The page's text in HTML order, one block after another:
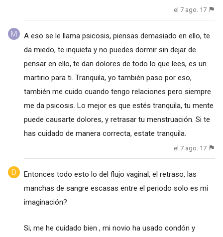
el 7 ago. 17
A eso se le llama psicosis, piensas demasiado en ello, te
da miedo, te inquieta y no puedes dormir sin dejar de
pensar en ello, te dan dolores de todo lo que lees, es un
martirio para ti. Tranquila, yo también paso por eso,
también me cuido cuando tengo relaciones pero siempre
me da psicosis. Lo mejor es que estés tranquila, tu mente
puede causarte dolores, y retrasar tu menstruación. Si te
has cuidado de manera correcta, estate tranquila.
el 7 ago. 17
Entonces todo esto lo del flujo vaginal, el retraso, las
manchas de sangre escasas entre el periodo solo es mi
imaginación?
Si, me he cuidado bien , mi novio ha usado condón y